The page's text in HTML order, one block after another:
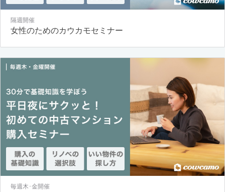
隔週開催
女性のためのカウカモセミナー
毎週木･金開催